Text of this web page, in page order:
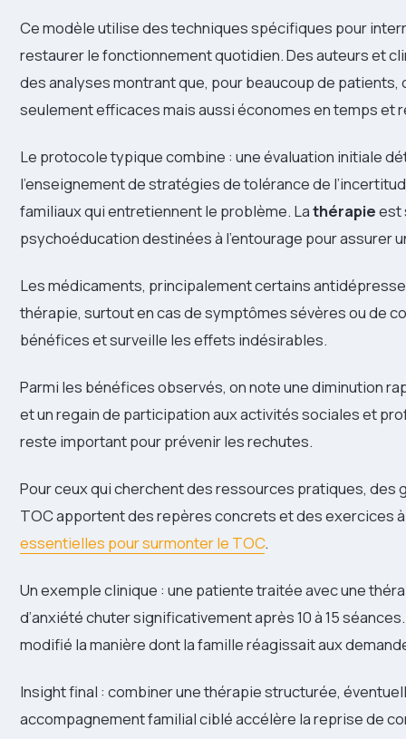
Ce modèle utilise des techniques spécifiques pour
restaurer le fonctionnement quotidien. Des auteurs et
des analyses montrant que, pour beaucoup de
seulement efficaces mais aussi économes en temps et
Le protocole typique combine : une évaluation initiale
l’enseignement de stratégies de tolérance de
familiaux qui entretiennent le problème. Lathérapieest
psychoéducation destinées à l’entourage pour assurer
Les médicaments, principalement certains
thérapie, surtout en cas de symptômes sévères ou de
bénéfices et surveille les effets indésirables.
Parmi les bénéfices observés, on note une diminution
et un regain de participation aux activités sociales et
reste important pour prévenir les rechutes.
Pour ceux qui cherchent des ressources pratiques, des
TOC apportent des repères concrets et des exercices
essentielles pour surmonter le TOC.
Un exemple clinique : une patiente traitée avec une
d’anxiété chuter significativement après 10 à 15
modifié la manière dont la famille réagissait aux
Insight final : combiner une thérapie structurée,
accompagnement familial ciblé accélère la reprise de